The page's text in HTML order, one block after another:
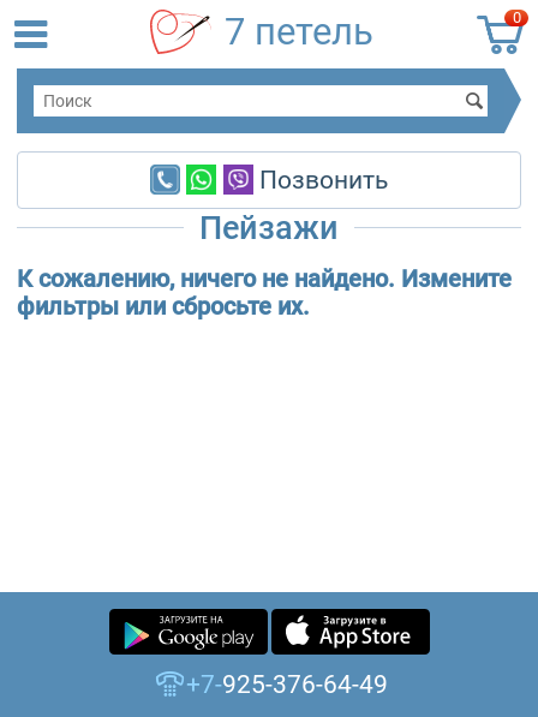
0
7 петель
Позвонить
Пейзажи
К сожалению, ничего не найдено. Измените
фильтры или сбросьте их.
+7-925-376-64-49